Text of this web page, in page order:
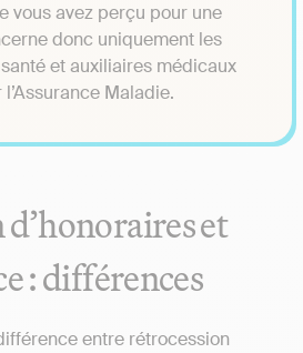
vous avez perçu pour une
donc uniquement les
et auxiliaires médicaux
Maladie.
et
: différences
entre rétrocession